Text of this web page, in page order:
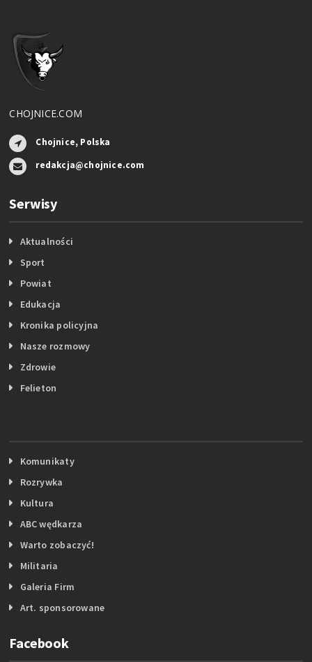
CHOJNICE.COM
Chojnice, Polska
redakcja@chojnice.com
Serwisy
Aktualności
Sport
Powiat
Edukacja
Kronika policyjna
Nasze rozmowy
Zdrowie
Felieton
Komunikaty
Rozrywka
Kultura
ABC wędkarza
Warto zobaczyć!
Militaria
Galeria Firm
Art. sponsorowane
Facebook